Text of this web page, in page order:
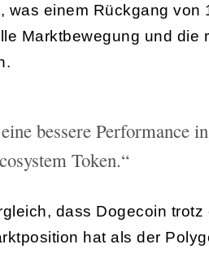
was einem Rückgang von
Marktbewegung und die
bessere Performance
Token.“
dass Dogecoin
hat als der